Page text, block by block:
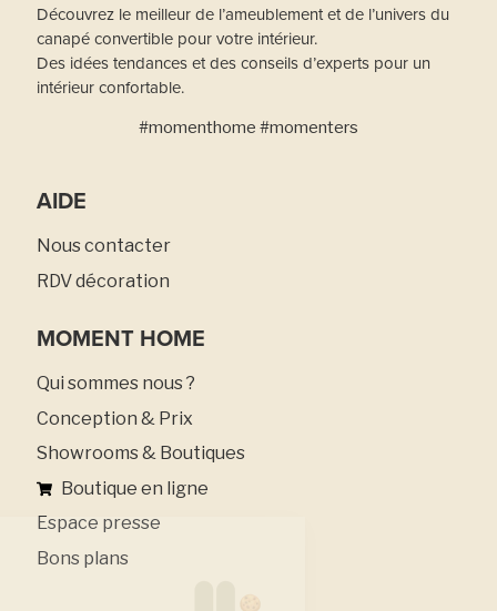
Découvrez le meilleur de l’ameublement et de l’univers du
canapé convertible pour votre intérieur.
Des idées tendances et des conseils d’experts pour un
intérieur confortable.
#momenthome #momenters
AIDE
Nous contacter
RDV décoration
MOMENT HOME
Qui sommes nous ?
Conception & Prix
Showrooms & Boutiques
Boutique en ligne
Espace presse
Bons plans